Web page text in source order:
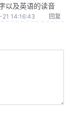
以及英语的读音
14:16:43 回复